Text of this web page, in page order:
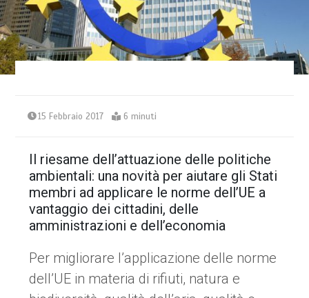
15 Febbraio 2017 6 minuti
Il riesame dell’attuazione delle politiche
ambientali: una novità per aiutare gli Stati
membri ad applicare le norme dell’UE a
vantaggio dei cittadini, delle
amministrazioni e dell’economia
Per migliorare l’applicazione delle norme
dell’UE in materia di rifiuti, natura e